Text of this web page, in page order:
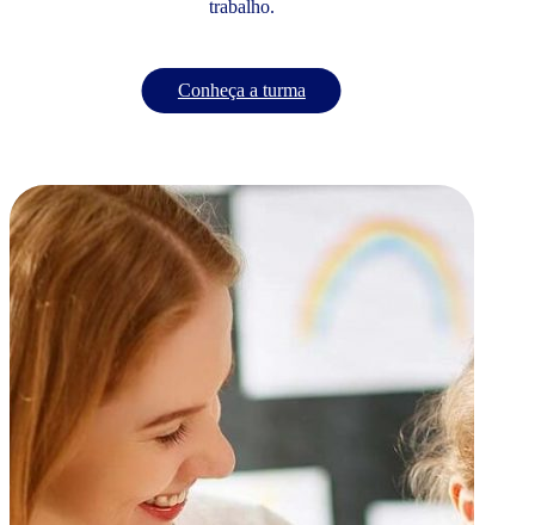
trabalho.
Conheça a turma